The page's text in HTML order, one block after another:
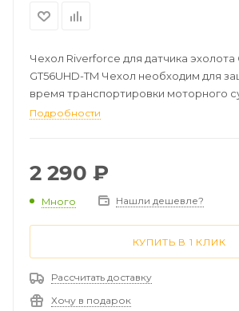
Чехол Riverforce для датчика эхолота
GT56UHD-TM Чехол необходим для
время транспортировки моторного
от летящих камней, грязи, пыли и
происходит процесс пескоструя
последствии приведет к плохому
изображения на эхолоте
потеряется и не слетит с датчика, так
надежную фиксацию.
Подробности
2 290 ₽
Много Нашли дешевле?
КУПИТЬ В 1 КЛИК
Рассчитать доставку
Хочу в подарок